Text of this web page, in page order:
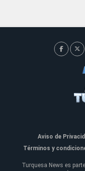
Aviso de
Términos y
Turquesa News es